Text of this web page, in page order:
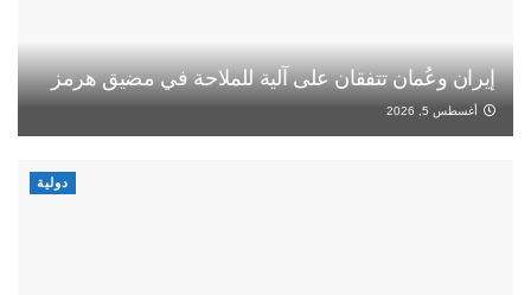
إيران وعُمان تتفقان على آلية للملاحة في مضيق هرمز
أغسطس 5, 2026
دولية